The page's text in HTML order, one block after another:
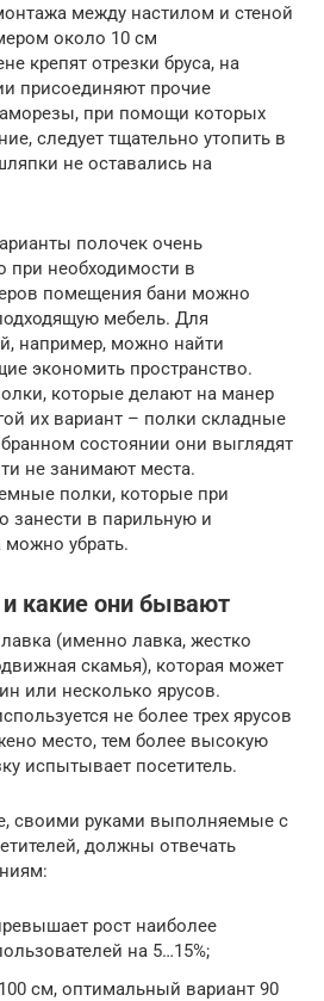
между настилом и стеной
около 10 см
крепят отрезки бруса, на
присоединяют прочие
при помощи которых
следует тщательно утопить в
не оставались на
полочек очень
при необходимости в
помещения бани можно
мебель. Для
например, можно найти
экономить пространство.
которые делают на манер
их вариант – полки складные
состоянии они выглядят
не занимают места.
полки, которые при
занести в парильную и
можно убрать.
и какие они бывают
(именно лавка, жестко
скамья), которая может
или несколько ярусов.
не более трех ярусов
место, тем более высокую
испытывает посетитель.
своими руками выполняемые с
должны отвечать
рост наиболее
на 5…15%;
см, оптимальный вариант 90